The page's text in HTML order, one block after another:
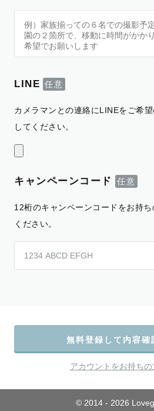
LINE
カメラマンとの連絡にLINEをご希
してください。
キャンペーンコード
12桁のキャンペーンコードをお持
ください。
無料登録して内容確
アカウントをお持ちの
© 2014 - 2026